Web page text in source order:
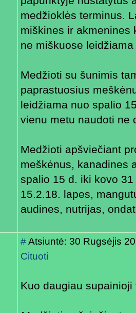
medžioklės terminus.
miškines ir akmenines
ne miškuose
Medžioti su šunimis
paprastuosius
leidžiama nuo spalio
vienu metu naudoti ne
Medžioti apšviečiant
meškėnus, kanadines
spalio 15 d. iki kovo 31
15.2.18. lapes,
audines, nutrijas,
#Atsiuntė: 30 Rugsėjis
Cituoti
Kuo daugiau